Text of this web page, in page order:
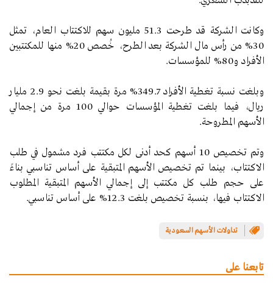
وكانت الشركة قد طرحت 51.3 مليون سهم للاكتتاب العام، تمثل
30% من رأس مال الشركة بعد الطرح، خُصص 20% منها للمكتتبين
الأفراد و80% للمؤسسات.
وبلغت نسبة تغطية الأفراد 349.7% مرة بقيمة بلغت نحو 2.9 مليار
ريال، فيما بلغت تغطية المؤسسات حوالي 100 مرة من إجمالي
الأسهم المطروحة.
وتم تخصيص 10 أسهم كحد أدنى لكل مكتتب فرد مشمول في طلب
الاكتتاب، بينما تم تخصيص الأسهم المتبقية على أساس تناسبي بناءً
على حجم طلب كل مكتتب إلى إجمالي الأسهم المتبقية المطلوب
الاكتتاب فيها، بنسبة تخصيص بلغت 12.3% على أساس تناسبي.
تداولات الأسهم السعودية
تابعنا على